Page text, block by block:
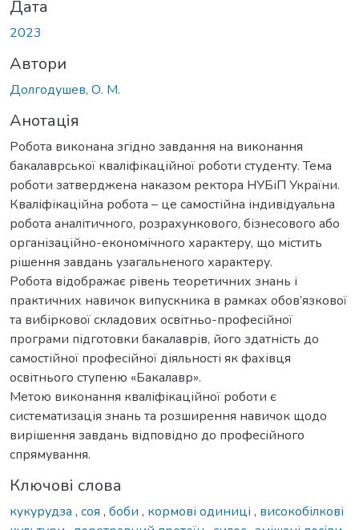
Дата
2023
Автори
Долгодушев, О. М.
Анотація
Робота виконана згідно завдання на виконання
бакалаврської кваліфікаційної роботи студенту. Тема
роботи затверджена наказом ректора НУБіП України.
Кваліфікаційна робота – це самостійна індивідуальна
робота аналітичного, розрахункового, бізнесового або
організаційно-економічного характеру, що містить
рішення завдань узагальненого характеру.
Робота відображає рівень теоретичних знань і
практичних навичок випускника в рамках обов’язкової
та вибіркової складових освітньо-професійної
програми підготовки бакалаврів, його здатність до
самостійної професійної діяльності як фахівця
освітнього ступеню «Бакалавр».
Метою виконання кваліфікаційної роботи є
систематизація знань та розширення навичок щодо
вирішення завдань відповідно до професійного
спрямування.
Ключові слова
кукурудза , соя , боби , кормові одиниці , високобілкові